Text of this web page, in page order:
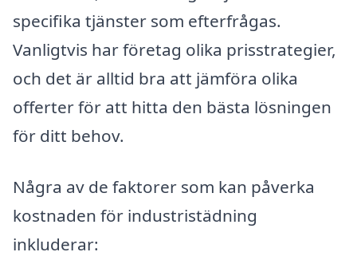
specifika tjänster som efterfrågas.
Vanligtvis har företag olika prisstrategier,
och det är alltid bra att jämföra olika
offerter för att hitta den bästa lösningen
för ditt behov.
Några av de faktorer som kan påverka
kostnaden för industristädning
inkluderar: